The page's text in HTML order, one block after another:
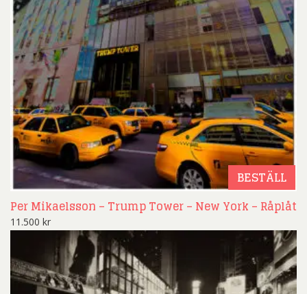
BESTÄLL
Per Mikaelsson – Trump Tower – New York – Råplåt
11.500 kr